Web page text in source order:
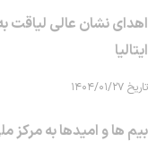
اهدای نشان عالی
ایتالیا
تاریخ ۱۴۰۴/۰۱/۲۷
بیم ها و امیدها به مرکز